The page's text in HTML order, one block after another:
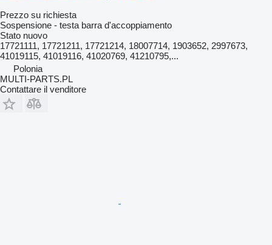
Prezzo su richiesta
Sospensione - testa barra d'accoppiamento
Stato nuovo
17721111, 17721211, 17721214, 18007714, 1903652, 2997673,
41019115, 41019116, 41020769, 41210795,...
Polonia
MULTI-PARTS.PL
Contattare il venditore